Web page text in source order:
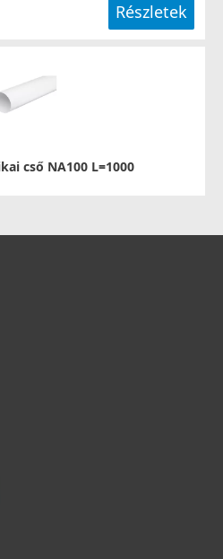
Részletek
cső NA100 L=1000